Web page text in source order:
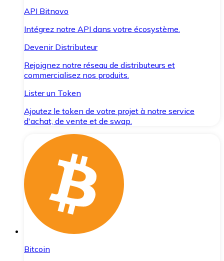
API Bitnovo
Intégrez notre API dans votre écosystème.
Devenir Distributeur
Rejoignez notre réseau de distributeurs et
commercialisez nos produits.
Lister un Token
Ajoutez le token de votre projet à notre service
d'achat, de vente et de swap.
Bitcoin